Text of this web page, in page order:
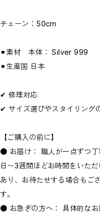
チェーン：50cm
⚫︎素材 本体： Silver 999
⚫︎生産国 日本
✔︎ 修理対応
✔︎ サイズ選びやスタイリング
【ご購入の前に】
● お届け： 職人が一点ずつ
日〜3週間ほどお時間をいた
あり、お待たせする場合もご
す。
● お急ぎの方へ： 具体的なお